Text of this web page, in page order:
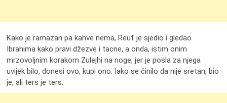
Kako je ramazan pa kahve nema, Reuf je sjedio i gledao
Ibrahima kako pravi džezve i tacne, a onda, istim onim
mrzovoljnim korakom Zulejhi na noge, jer je posla za njega
uvijek bilo, donesi ovo, kupi ono. Iako se činilo da nije sretan, bio
je, ali ters je ters.